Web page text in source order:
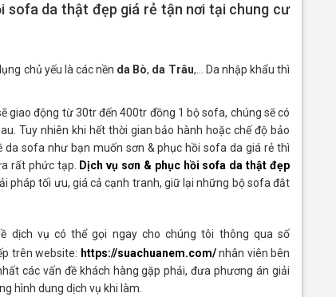
sofa da thật đẹp giá rẻ tận nơi tại chung cư
chủ yếu là các nền da Bò, da Trâu,… Da nhập khẩu thì
giao động từ 30tr đến 400tr đồng 1 bộ sofa, chúng sẽ có
Tuy nhiên khi hết thời gian bảo hành hoặc chế độ bảo
sofa như bạn muốn sơn & phục hồi sofa da giá rẻ thì
rất phức tạp. Dịch vụ sơn & phục hồi sofa da thật đẹp
pháp tối ưu, giá cả cạnh tranh, giữ lại những bộ sofa đắt
dịch vụ có thể gọi ngay cho chúng tôi thông qua số
trên website: https://suachuanem.com/nhân viên bên
các vấn đề khách hàng gặp phải, đưa phương án giải
hình dung dịch vụ khi làm.